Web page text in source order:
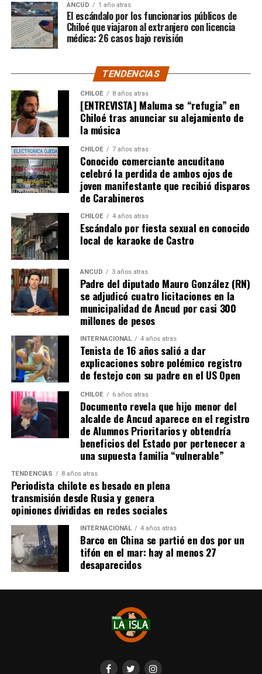
Pero, volviendo al principio, damos curso a una solicitud
imposible de especificar con exactitud pero que un
simple chequeo de los ánimos de la gente, se puede ver
como un anhelo mayúsculo el hecho de que esos casi
$200 millones sean destinados para Dante Jara, el
pequeño de año y medio cuyo padecimiento es el mismo
de Tomás Ross y, por si fuera poco, su padre, Fernando,
emprendió una caminata de Arica a Santiago para
conseguir tal fin. Entonces, ¿quién mejor que Camila
Gómez para ponerse en el lugar de quien comparte su
misma realidad, el Duchenne, salvando las “pequeñas
grandes” diferencias?
Voces al unísono se escuchan y se repiten en redes
sociales, el pedido de donar ese excedente al Dante Jara
resuena desde todo Chiloé, cuna del apoyo recibido por
parte de Camila Gómez, hasta nuestro lejano norte. Es
que, a diferencia del conocido dicho, en este caso, todos
los caminos conducen a… La Moneda y, mientras se
espera ese gesto por parte de la madre del pequeño
Tomás, los pasos siguen quemando los pies de Fernando
en pos de que cada kilómetro recorrido, signifique más
que una llegada a Santiago, un arribo a la cura de su hijo
Actualmente, Gómez se encuentra en Santiago
realizando trámites y participando como invitada en
distintos medios de comunicación. Aunque aún no tiene
una fecha exacta para su viaje a Estados Unidos, donde
se administra el medicamento, indicó que esperan
realizarlo «a mediados de junio».
Cabe destacar que, pese a que se logró reunir el dinero y,
por ende, la meta se cumplió, continúan circulando por
redes sociales, eventos a beneficios de Tomás Ross.
¿Como ayudar?
Instagram, Dante_contra_duchenne
Fernando Jara (padre)
19.968.680-1
Banco Falabella, cuenta corriente
11510154944
fernandokine1998@gmail.com
ANCUD 1 año atras
El escándalo por los funcionarios públicos de
Chiloé que viajaron al extranjero con licencia
médica: 26 casos bajo revisión
TENDENCIAS
CHILOE 8 años atras
[ENTREVISTA] Maluma se “refugia” en
Chiloé tras anunciar su alejamiento de
la música
CHILOE 7 años atras
Conocido comerciante ancuditano
celebró la perdida de ambos ojos de
joven manifestante que recibió disparos
de Carabineros
CHILOE 4 años atras
Escándalo por fiesta sexual en conocido
local de karaoke de Castro
ANCUD 3 años atras
Padre del diputado Mauro González (RN)
se adjudicó cuatro licitaciones en la
municipalidad de Ancud por casi 300
millones de pesos
INTERNACIONAL 4 años atras
Tenista de 16 años salió a dar
explicaciones sobre polémico registro
de festejo con su padre en el US Open
CHILOE 6 años atras
Documento revela que hijo menor del
alcalde de Ancud aparece en el registro
de Alumnos Prioritarios y obtendría
beneficios del Estado por pertenecer a
una supuesta familia “vulnerable”
TENDENCIAS 8 años atras
Periodista chilote es besado en plena
transmisión desde Rusia y genera
opiniones divididas en redes sociales
INTERNACIONAL 4 años atras
Barco en China se partió en dos por un
tifón en el mar: hay al menos 27
desaparecidos